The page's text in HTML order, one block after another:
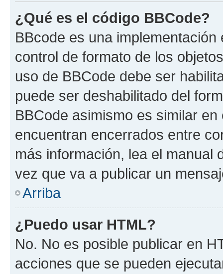
¿Qué es el código BBCode?
BBcode es una
control de formato de los
uso de BBCode debe ser
puede ser deshabilitado del
BBCode asimismo es similar
encuentran encerrados entre
más información, lea el manual
vez que va a publicar un
Arriba
¿Puedo usar HTML?
No. No es posible publicar en
acciones que se pueden